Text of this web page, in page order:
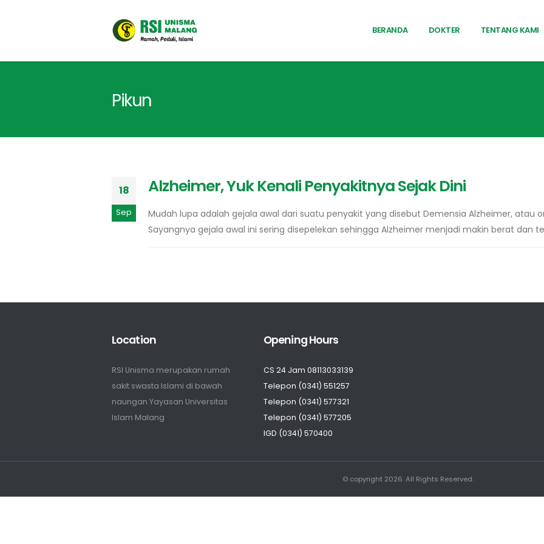
BERANDA DOKTER TENTANG KAMI
Pikun
18
Sep
Alzheimer, Yuk Kenali Penyakitnya Sejak Dini
Mudah lupa adalah gejala awal dari suatu penyakit yang disebut Demensia Alzheimer, atau
Sayangnya gejala awal ini sering disepelekan sehingga Alzheimer menjadi makin berat dan
Location
RSI Unisma merupakan rumah
sakit swasta Islami di bawah
naungan Yayasan Universitas
Islam Malang
Opening Hours
CS 24 Jam 08113033139
Telepon (0341) 551257
Telepon (0341) 577321
Telepon (0341) 577205
IGD (0341) 570400
© copyright 2026. All Rights Reserved.